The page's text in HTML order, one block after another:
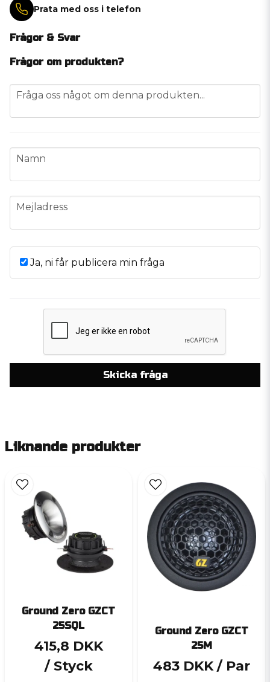
Prata med oss i telefon
Frågor & Svar
Frågor om produkten?
question
Fråga oss något om denna produkten...
name
Namn
email
Mejladress
Ja, ni får publicera min fråga
Skicka fråga
Liknande produkter
Ground Zero GZCT
25SQL
415,8 DKK
/ Styck
Ground Zero GZCT
25M
483 DKK / Par